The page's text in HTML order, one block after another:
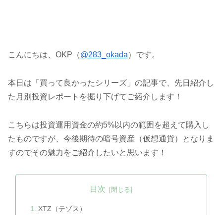
こんにちは、OKP（@283_okada）です。
本日は「買って良かったシリーズ」の記事で、先日紹介し
た月別投資レポートを掘り下げてご紹介します！
こちらは投資運用資金の約5%以内の範囲を超えて購入し
たものですが、今後期待の暗号資産（仮想通貨）となりま
すのでその魅力をご紹介したいと思います！
目次
XTZ（テゾス）